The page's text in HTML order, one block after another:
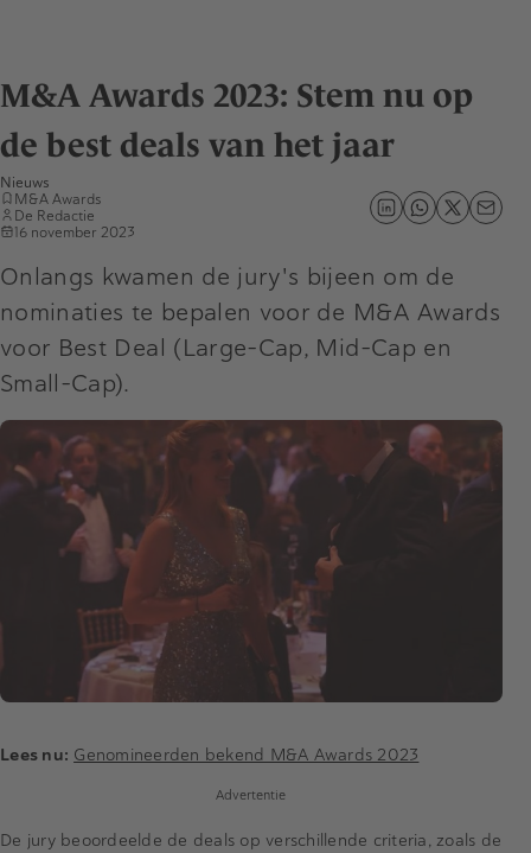
M&A Awards 2023: Stem nu op
de best deals van het jaar
Nieuws
M&A Awards
De Redactie
16 november 2023
Onlangs kwamen de jury's bijeen om de
nominaties te bepalen voor de M&A Awards
voor Best Deal (Large-Cap, Mid-Cap en
Small-Cap).
Lees nu: Genomineerden bekend M&A Awards 2023
Advertentie
De jury beoordeelde de deals op verschillende criteria, zoals de